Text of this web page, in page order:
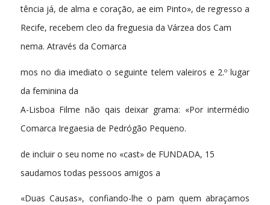
tência já, de alma e coração, ae eim Pinto», de regresso a
Recife, recebem cleo da freguesia da Várzea dos Cam
nema. Através da Comarca
mos no dia imediato o seguinte telem valeiros e 2.º lugar
da feminina da
A-Lisboa Filme não qais deixar grama: «Por intermédio
Comarca Iregaesia de Pedrógão Pequeno.
de incluir o seu nome no «cast» de FUNDADA, 15
saudamos todas pessoos amigos a
«Duas Causas», confiando-lhe o pam quem abraçamos